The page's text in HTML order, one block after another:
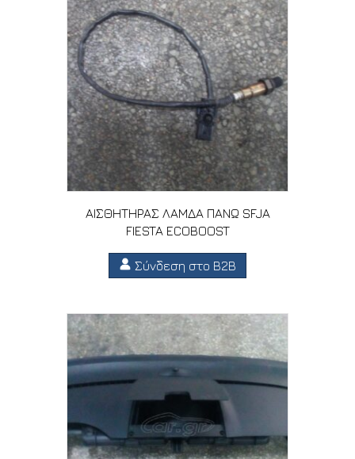
ΑΙΣΘΗΤΗΡΑΣ ΛΑΜΔΑ ΠΑΝΩ SFJA
FIESTA ECOBOOST
Σύνδεση στο B2B